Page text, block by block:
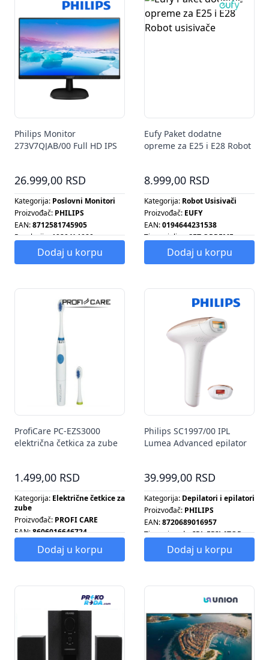
Philips Monitor
273V7QJAB/00 Full HD IPS
26.999,00 RSD
Kategorija: Poslovni Monitori
Proizvođač: PHILIPS
EAN:8712581745905
Rezolucija:1920 X 1080
Dodaj u korpu
Eufy Paket dodatne
opreme za E25 i E28 Robot
8.999,00 RSD
Kategorija: Robot Usisivači
Proizvođač: EUFY
EAN:0194644231538
Tip grejalice:SET OPREME
Tip radijatora:SET OPREME
Tip šporeta:
SET OPREME
Dodaj u korpu
ProfiCare PC-EZS3000
električna četkica za zube
1.499,00 RSD
Kategorija: Električne četkice za
zube
Proizvođač: PROFI CARE
EAN:8606016646724
Dodaj u korpu
Philips SC1997/00 IPL
Lumea Advanced epilator
39.999,00 RSD
Kategorija: Depilatori i epilatori
Proizvođač: PHILIPS
EAN:8720689016957
Tip proizvoda:IPL EPILATOR
Dodaj u korpu